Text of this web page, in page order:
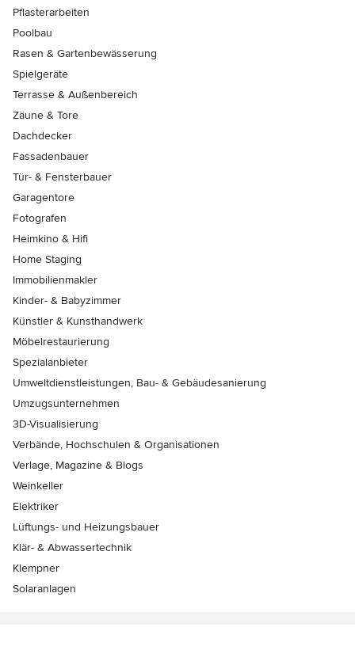
Pflasterarbeiten
Poolbau
Rasen & Gartenbewässerung
Spielgeräte
Terrasse & Außenbereich
Zäune & Tore
Dachdecker
Fassadenbauer
Tür- & Fensterbauer
Garagentore
Fotografen
Heimkino & Hifi
Home Staging
Immobilienmakler
Kinder- & Babyzimmer
Künstler & Kunsthandwerk
Möbelrestaurierung
Spezialanbieter
Umweltdienstleistungen, Bau- & Gebäudesanierung
Umzugsunternehmen
3D-Visualisierung
Verbände, Hochschulen & Organisationen
Verlage, Magazine & Blogs
Weinkeller
Elektriker
Lüftungs- und Heizungsbauer
Klär- & Abwassertechnik
Klempner
Solaranlagen